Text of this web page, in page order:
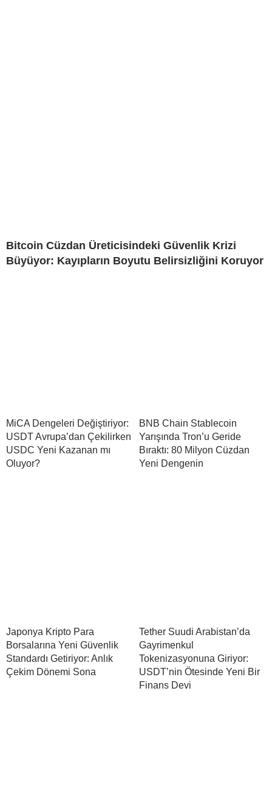
Bitcoin Cüzdan Üreticisindeki Güvenlik Krizi
Büyüyor: Kayıpların Boyutu Belirsizliğini Koruyor
MiCA Dengeleri Değiştiriyor:
USDT Avrupa’dan Çekilirken
USDC Yeni Kazanan mı
Oluyor?
BNB Chain Stablecoin
Yarışında Tron’u Geride
Bıraktı: 80 Milyon Cüzdan
Yeni Dengenin
Japonya Kripto Para
Borsalarına Yeni Güvenlik
Standardı Getiriyor: Anlık
Çekim Dönemi Sona
Tether Suudi Arabistan’da
Gayrimenkul
Tokenizasyonuna Giriyor:
USDT’nin Ötesinde Yeni Bir
Finans Devi